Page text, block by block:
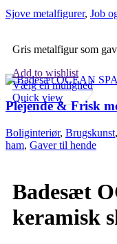
Sjove metalfigurer, Job
Gris metalfigur som
Add to wishlist
Vælg en mulighed
Quick view
Plejende & Frisk
Boliginteriør, Brugskunst,
ham, Gaver til hende
Badesæt
keramisk